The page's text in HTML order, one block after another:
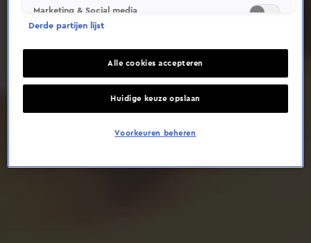
Marketing & Social media
Derde partijen lijst
Alle cookies accepteren
Huidige keuze opslaan
Voorkeuren beheren